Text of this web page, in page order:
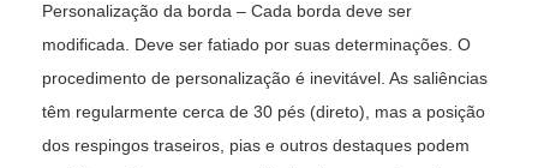
Personalização da borda – Cada borda deve ser
modificada. Deve ser fatiado por suas determinações. O
procedimento de personalização é inevitável. As saliências
têm regularmente cerca de 30 pés (direto), mas a posição
dos respingos traseiros, pias e outros destaques podem